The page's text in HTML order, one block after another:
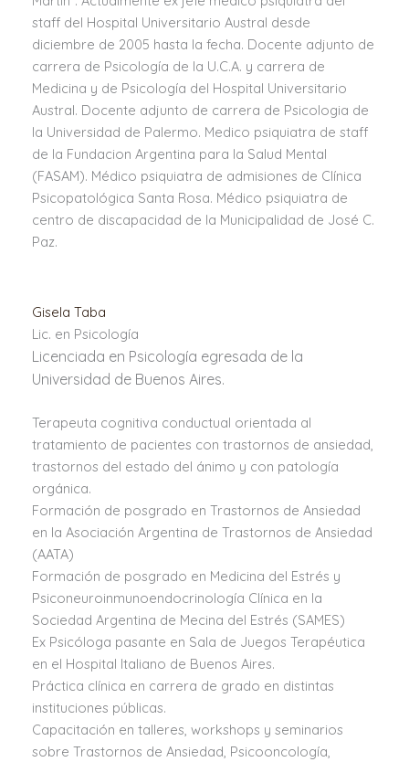
staff del Hospital Universitario Austral desde
diciembre de 2005 hasta la fecha. Docente adjunto de
carrera de Psicología de la U.C.A. y carrera de
Medicina y de Psicología del Hospital Universitario
Austral. Docente adjunto de carrera de Psicologia de
la Universidad de Palermo. Medico psiquiatra de staff
de la Fundacion Argentina para la Salud Mental
(FASAM). Médico psiquiatra de admisiones de Clínica
Psicopatológica Santa Rosa. Médico psiquiatra de
centro de discapacidad de la Municipalidad de José C.
Paz.
Gisela Taba
Lic. en Psicología
Licenciada en Psicología egresada de la
Universidad de Buenos Aires.
Terapeuta cognitiva conductual orientada al
tratamiento de pacientes con trastornos de ansiedad,
trastornos del estado del ánimo y con patología
orgánica.
Formación de posgrado en Trastornos de Ansiedad
en la Asociación Argentina de Trastornos de Ansiedad
(AATA)
Formación de posgrado en Medicina del Estrés y
Psiconeuroinmunoendocrinología Clínica en la
Sociedad Argentina de Mecina del Estrés (SAMES)
Ex Psicóloga pasante en Sala de Juegos Terapéutica
en el Hospital Italiano de Buenos Aires.
Práctica clínica en carrera de grado en distintas
instituciones públicas.
Capacitación en talleres, workshops y seminarios
sobre Trastornos de Ansiedad, Psicooncología,